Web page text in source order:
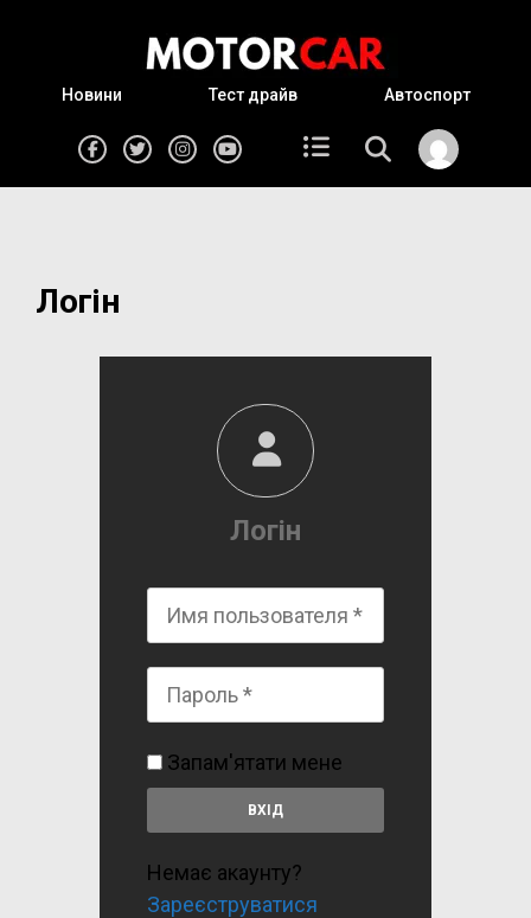
Новини Тест драйв Автоспорт
Логін
Логін
Запам'ятати мене
Немає акаунту?
Зареєструватися